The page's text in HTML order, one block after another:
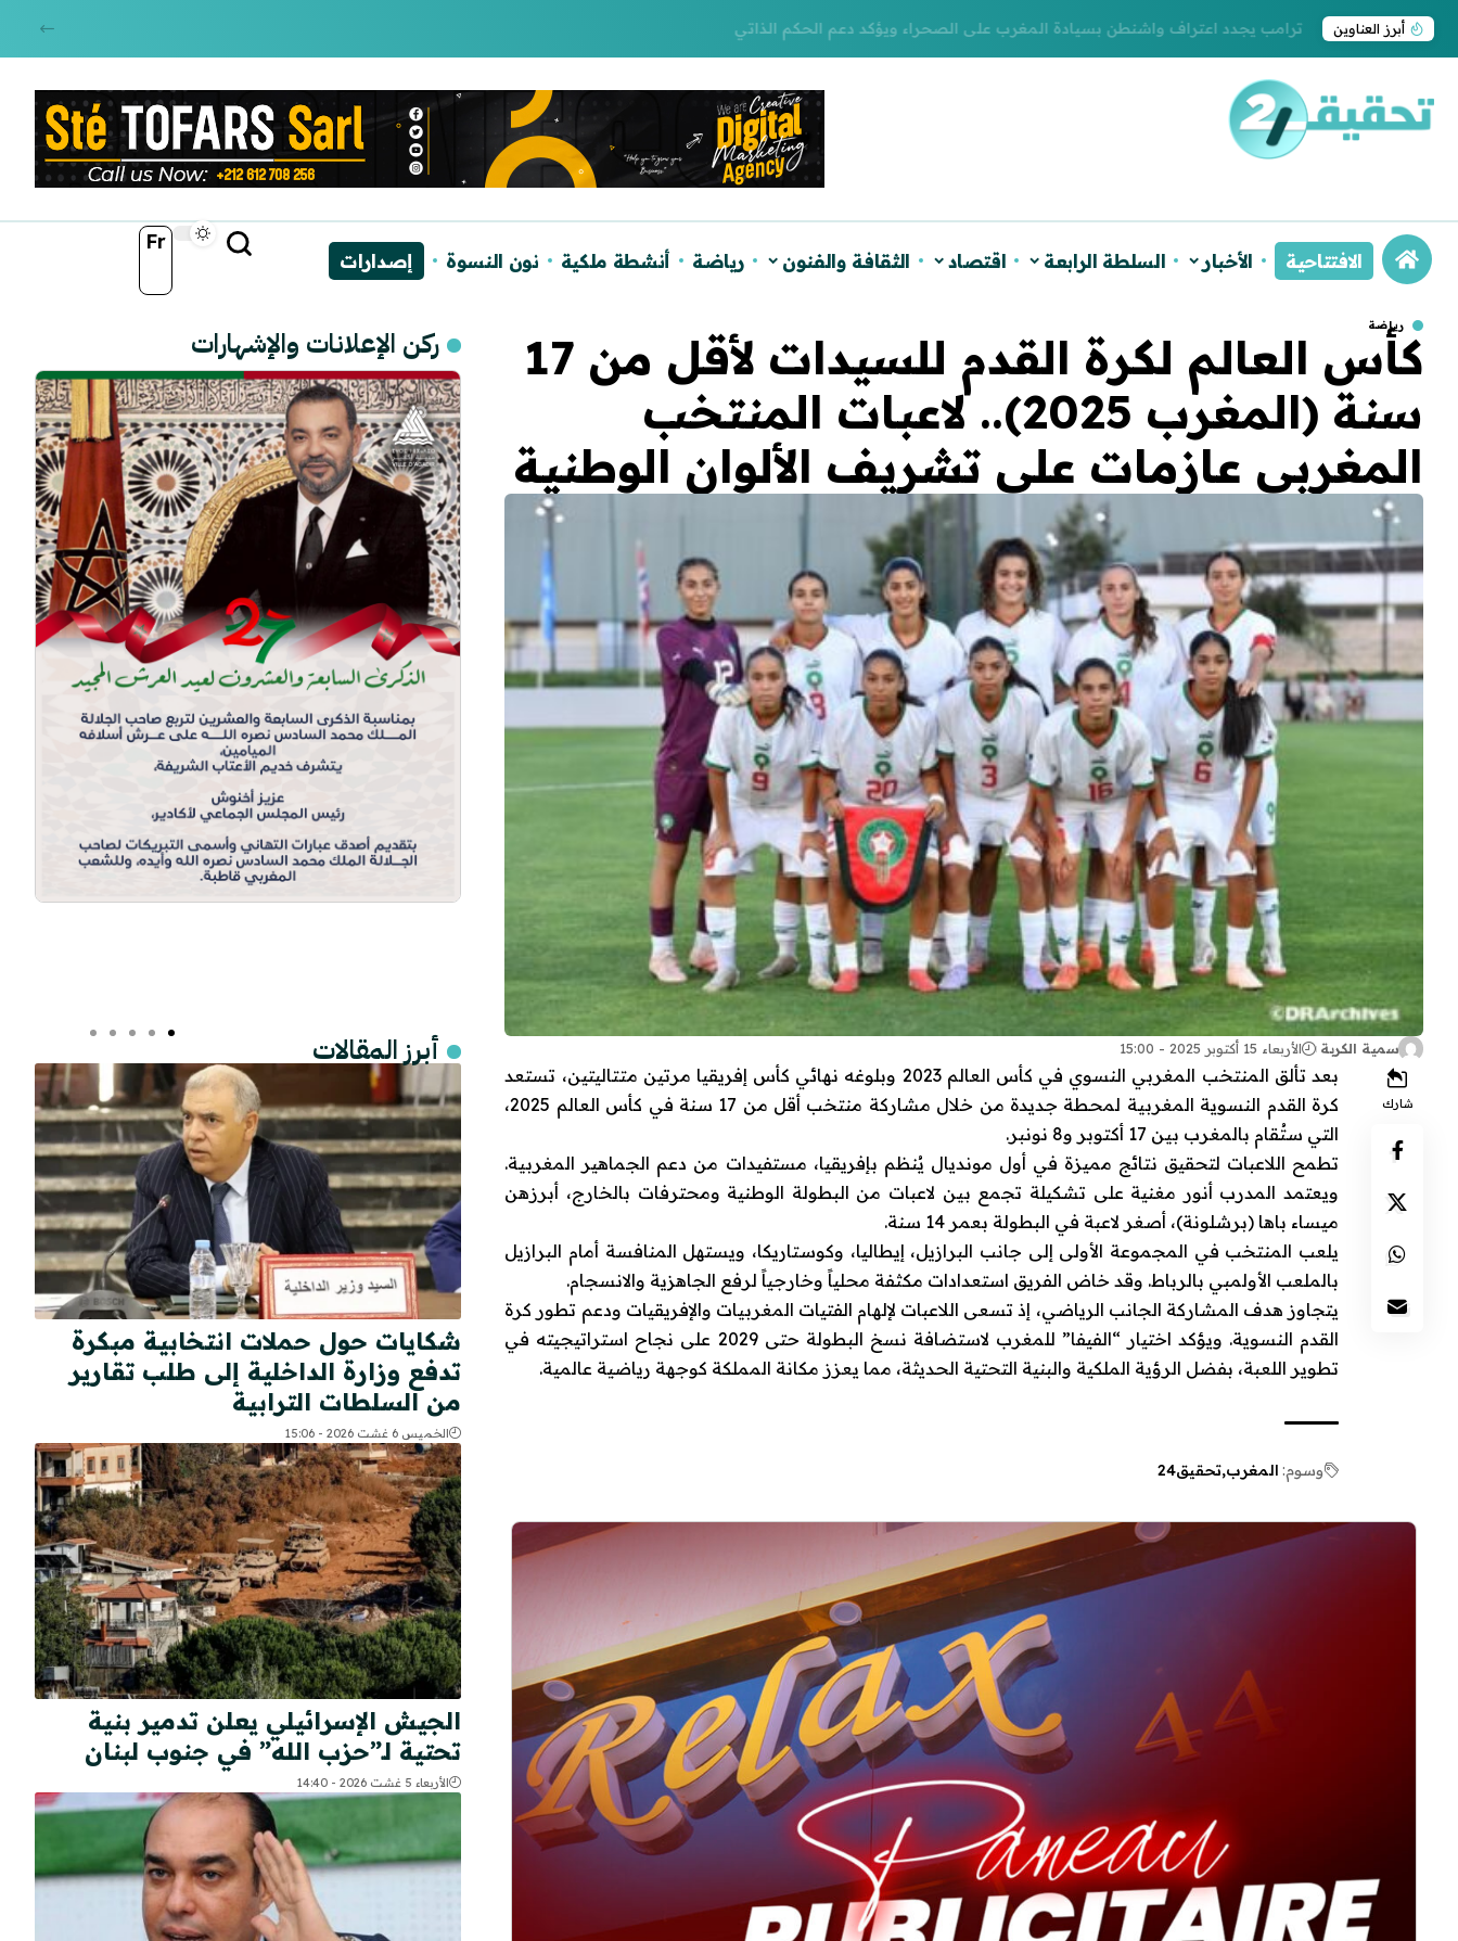
أبرز العناوين ترامب يجدد اعتراف واشنطن بسيادة المغرب على الصحراء ويؤكد دعم الحكم الذاتي
Fr
الافتتاحية الأخبار السلطة الرابعة اقتصاد الثقافة والفنون رياضة أنشطة ملكية نون النسوة إصدارات
رياضة
كأس العالم لكرة القدم للسيدات لأقل من 17
سنة (المغرب 2025).. لاعبات المنتخب
المغربي عازمات على تشريف الألوان الوطنية
سمية الكربة الأربعاء 15 أكتوبر 2025 - 15:00
شارك
بعد تألق المنتخب المغربي النسوي في كأس العالم 2023 وبلوغه نهائي كأس إفريقيا مرتين متتاليتين، تستعد
كرة القدم النسوية المغربية لمحطة جديدة من خلال مشاركة منتخب أقل من 17 سنة في كأس العالم 2025،
التي ستُقام بالمغرب بين 17 أكتوبر و8 نونبر.
تطمح اللاعبات لتحقيق نتائج مميزة في أول مونديال يُنظم بإفريقيا، مستفيدات من دعم الجماهير المغربية.
ويعتمد المدرب أنور مغنية على تشكيلة تجمع بين لاعبات من البطولة الوطنية ومحترفات بالخارج، أبرزهن
ميساء باها (برشلونة)، أصغر لاعبة في البطولة بعمر 14 سنة.
يلعب المنتخب في المجموعة الأولى إلى جانب البرازيل، إيطاليا، وكوستاريكا، ويستهل المنافسة أمام البرازيل
بالملعب الأولمبي بالرباط. وقد خاض الفريق استعدادات مكثفة محلياً وخارجياً لرفع الجاهزية والانسجام.
يتجاوز هدف المشاركة الجانب الرياضي، إذ تسعى اللاعبات لإلهام الفتيات المغربيات والإفريقيات ودعم تطور كرة
القدم النسوية. ويؤكد اختيار “الفيفا” للمغرب لاستضافة نسخ البطولة حتى 2029 على نجاح استراتيجيته في
تطوير اللعبة، بفضل الرؤية الملكية والبنية التحتية الحديثة، مما يعزز مكانة المملكة كوجهة رياضية عالمية.
وسوم: المغرب تحقيق24
ركن الإعلانات والإشهارات
أبرز المقالات
شكايات حول حملات انتخابية مبكرة
تدفع وزارة الداخلية إلى طلب تقارير
من السلطات الترابية
الخميس 6 غشت 2026 - 15:06
الجيش الإسرائيلي يعلن تدمير بنية
تحتية لـ”حزب الله” في جنوب لبنان
الأربعاء 5 غشت 2026 - 14:40